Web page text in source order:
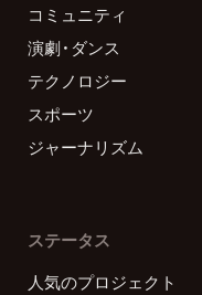
コミュニティ
演劇・ダンス
テクノロジー
スポーツ
ジャーナリズム
ステータス
人気のプロジェクト